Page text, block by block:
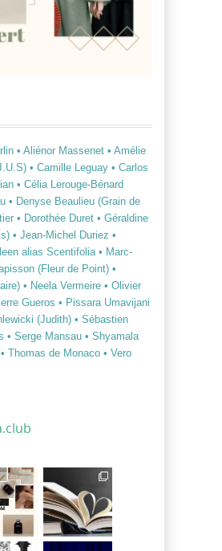
• Aliénor Massenet • Amélie
• Camille Leguay • Carlos
• Célia Lerouge-Bénard
• Denyse Beaulieu (Grain de
• Dorothée Duret • Géraldine
• Jean-Michel Duriez •
alias Scentifolia• Marc-
(Fleur de Point) •
• Neela Vermeire • Olivier
Gueros • Pissara Umavijani
(Judith) • Sébastien
• Serge Mansau • Shyamala
• Thomas de Monaco • Vero